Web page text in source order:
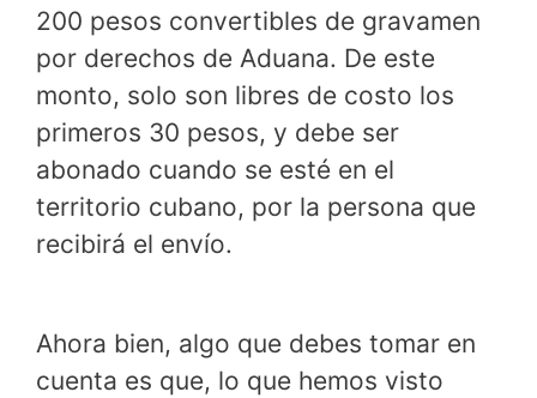
200 pesos convertibles de gravamen
por derechos de Aduana. De este
monto, solo son libres de costo los
primeros 30 pesos, y debe ser
abonado cuando se esté en el
territorio cubano, por la persona que
recibirá el envío.
Ahora bien, algo que debes tomar en
cuenta es que, lo que hemos visto